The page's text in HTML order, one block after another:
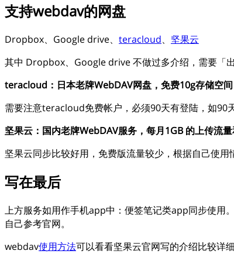
支持webdav的网盘
Dropbox、Google drive、 teracloud、 坚果云
其中 Dropbox、Google drive 不做过多介绍，需要「出
teracloud：日本老牌WebDAV网盘，免费10g存储空
需要注意teracloud免费帐户，必须90天有登陆，如90
坚果云：国内老牌WebDAV服务，每月1GB 的上传流
坚果云同步比较好用，免费版流量较少，根据自己使用
写在最后
上方服务如用作手机app中：便签笔记类app同步使用
自己参考官网。
webdav使用方法可以看看坚果云官网写的介绍比较详细